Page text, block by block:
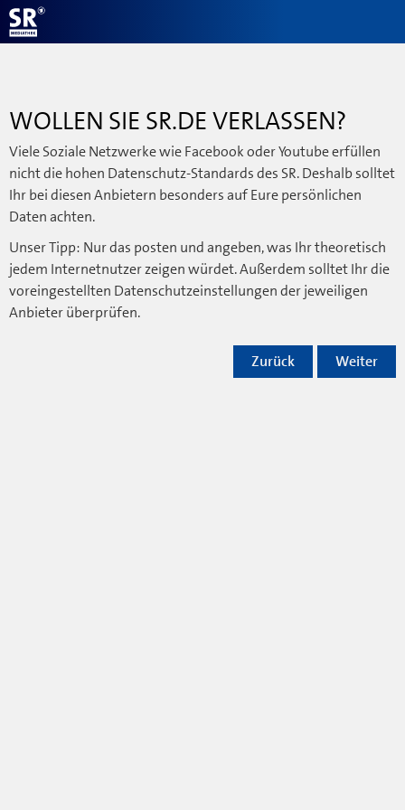
WOLLEN SIE SR.DE VERLASSEN?
Viele Soziale Netzwerke wie Facebook oder Youtube erfüllen
nicht die hohen Datenschutz-Standards des SR. Deshalb solltet
Ihr bei diesen Anbietern besonders auf Eure persönlichen
Daten achten.
Unser Tipp: Nur das posten und angeben, was Ihr theoretisch
jedem Internetnutzer zeigen würdet. Außerdem solltet Ihr die
voreingestellten Datenschutzeinstellungen der jeweiligen
Anbieter überprüfen.
Weiter
Zurück